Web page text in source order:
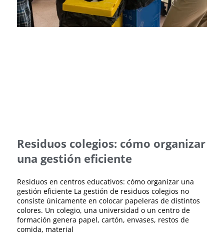
Residuos colegios: cómo organizar
una gestión eficiente
Residuos en centros educativos: cómo organizar una
gestión eficiente La gestión de residuos colegios no
consiste únicamente en colocar papeleras de distintos
colores. Un colegio, una universidad o un centro de
formación genera papel, cartón, envases, restos de
comida, material